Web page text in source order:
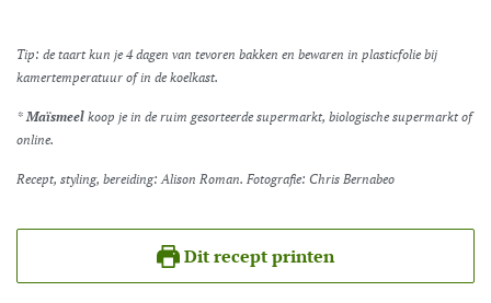
Tip: de taart kun je 4 dagen van tevoren bakken en bewaren in plasticfolie bij
kamertemperatuur of in de koelkast.
* Maïsmeel koop je in de ruim gesorteerde supermarkt, biologische supermarkt of
online.
Recept, styling, bereiding: Alison Roman. Fotografie: Chris Bernabeo
Dit recept printen